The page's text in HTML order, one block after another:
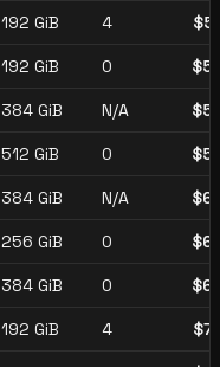
192 GiB 4 $
192 GiB 0 $
384 GiB N/A $
512 GiB 0 $
384 GiB N/A $
256 GiB 0 $
384 GiB 0 $
192 GiB 4 $